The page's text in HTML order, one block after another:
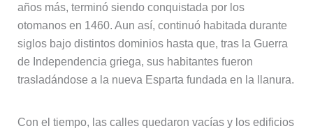
años más, terminó siendo conquistada por los
otomanos en 1460. Aun así, continuó habitada durante
siglos bajo distintos dominios hasta que, tras la Guerra
de Independencia griega, sus habitantes fueron
trasladándose a la nueva Esparta fundada en la llanura.
Con el tiempo, las calles quedaron vacías y los edificios